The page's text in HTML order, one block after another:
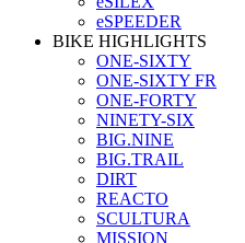
eSPEEDER
BIKE HIGHLIGHTS
ONE-SIXTY
ONE-SIXTY FR
ONE-FORTY
NINETY-SIX
BIG.NINE
BIG.TRAIL
DIRT
REACTO
SCULTURA
MISSION